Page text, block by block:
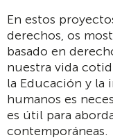
En estos
derechos, os
basado en
nuestra vida
la Educación y la
humanos es
es útil para
contemporáneas.